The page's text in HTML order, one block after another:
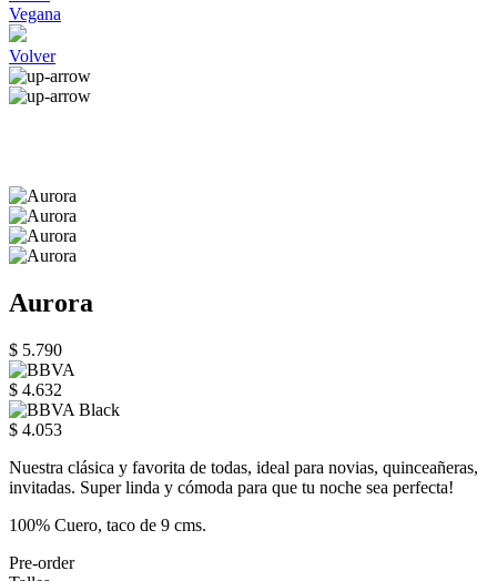
Vegana
Volver
Aurora
$ 5.790
$ 4.632
$ 4.053
Nuestra clásica y favorita de todas, ideal para novias, quinceañeras,
invitadas. Super linda y cómoda para que tu noche sea perfecta!
100% Cuero, taco de 9 cms.
Pre-order